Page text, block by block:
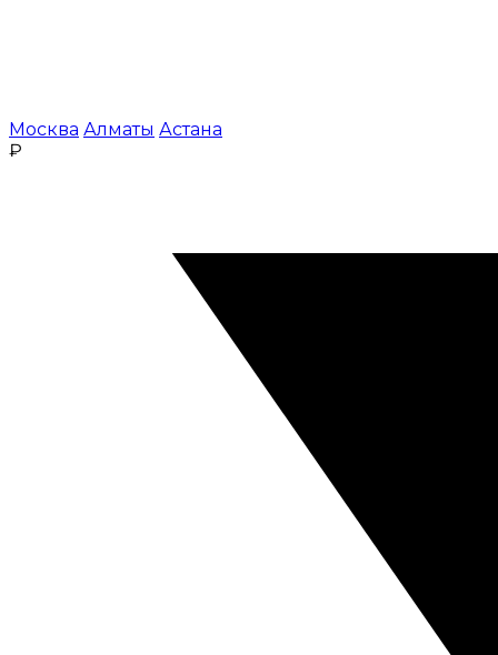
Москва Алматы Астана
₽